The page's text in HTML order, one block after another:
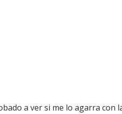
a ver si me lo agarra con